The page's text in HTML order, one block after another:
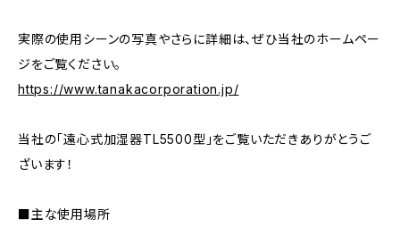
実際の使用シーンの写真やさらに詳細は、ぜひ当社のホームペー
ジをご覧ください。
https://www.tanakacorporation.jp/
当社の「遠心式加湿器TL5500型」をご覧いただきありがとうご
ざいます！
■主な使用場所